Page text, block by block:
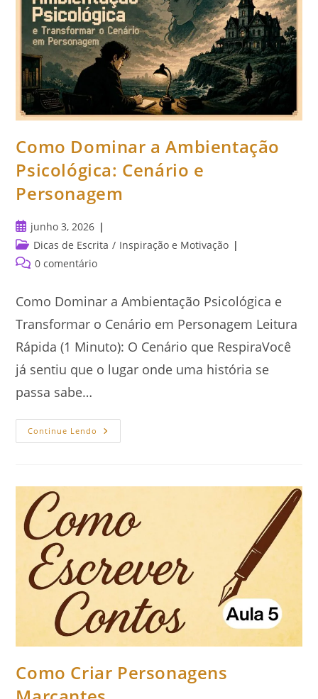
Como Dominar a Ambientação
Psicológica: Cenário e
Personagem
Post
publicado:
junho 3, 2026
Categoria
do
Dicas de Escrita / Inspiração e Motivação
Comentários
0 comentário
Como Dominar a Ambientação Psicológica e
Transformar o Cenário em Personagem Leitura
Rápida (1 Minuto): O Cenário que RespiraVocê
já sentiu que o lugar onde uma história se
passa sabe…
Continue Lendo Como
Dominar
E
Como Criar Personagens